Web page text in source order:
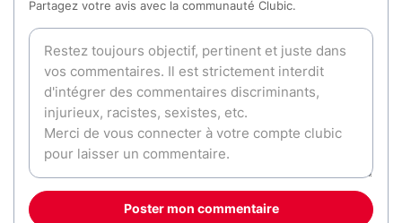
Partagez votre avis avec la communauté Clubic.
Poster mon commentaire